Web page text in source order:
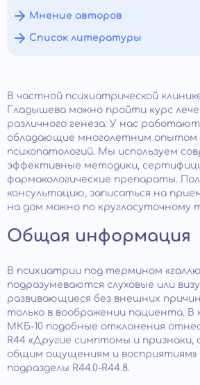
Мнение авторов
Список литературы
В частной психиатрической
Гладышева можно пройти курс
различного генеза. У нас
обладающие многолетним опытом
психопатологий. Мы используем
эффективные методики,
фармакологические препараты.
консультацию, записаться на
на дом можно по круглосуточному
Общая информация
В психиатрии под термином
подразумеваются слуховые или
развивающиеся без внешних
только в воображении пациента. В
МКБ-10 подобные отклонения
R44 «Другие симптомы и признаки,
общим ощущениям и восприятиям»
подразделы R44.0-R44.8.